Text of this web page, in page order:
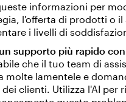
informazioni per
l'offerta di prodotti o il
i livelli di
supporto più rapido
che il tuo team di
molte lamentele e
dei clienti. Utilizza l'AI per